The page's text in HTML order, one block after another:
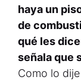
haya un
de
qué les
señala que
Como lo